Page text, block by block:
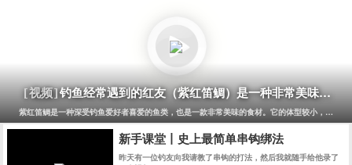
[视频]钓鱼经常遇到的红友（紫红笛鲷）是一种非常美味的鱼
紫红笛鲷是一种深受钓鱼爱好者喜爱的鱼类，也是一款非常美味的食材。它的体型较小，一般
新手课堂丨史上最简单串钩绑法
昨天有一位钓友向我请教了串钩的打法，然后我就随手给他录了